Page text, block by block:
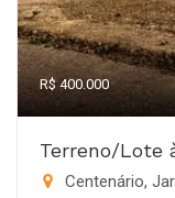
R$ 400.000
Terreno/Lote
Centenário,